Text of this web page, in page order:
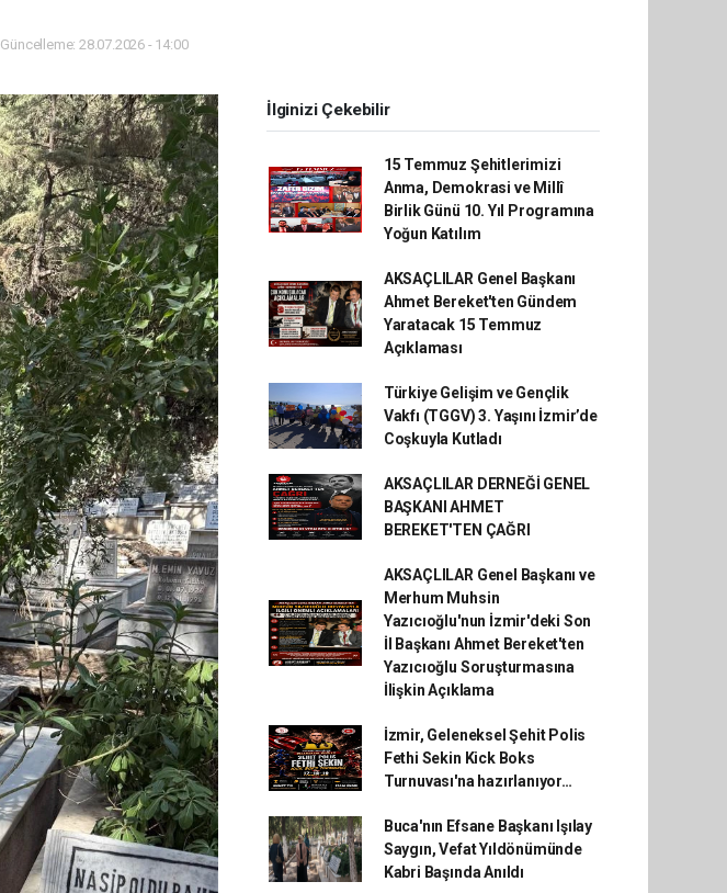
28.07.2026 - 14:00
İlginizi Çekebilir
15 Temmuz Şehitlerimizi
Anma, Demokrasi ve Millî
Birlik Günü 10. Yıl Programına
Yoğun Katılım
AKSAÇLILAR Genel Başkanı
Ahmet Bereket'ten Gündem
Yaratacak 15 Temmuz
Açıklaması
Türkiye Gelişim ve Gençlik
Vakfı (TGGV) 3. Yaşını İzmir’de
Coşkuyla Kutladı
AKSAÇLILAR DERNEĞİ GENEL
BAŞKANI AHMET
BEREKET'TEN ÇAĞRI
AKSAÇLILAR Genel Başkanı ve
Merhum Muhsin
Yazıcıoğlu'nun İzmir'deki Son
İl Başkanı Ahmet Bereket'ten
Yazıcıoğlu Soruşturmasına
İlişkin Açıklama
İzmir, Geleneksel Şehit Polis
Fethi Sekin Kick Boks
Turnuvası'na hazırlanıyor…
Buca'nın Efsane Başkanı Işılay
Saygın, Vefat Yıldönümünde
Kabri Başında Anıldı